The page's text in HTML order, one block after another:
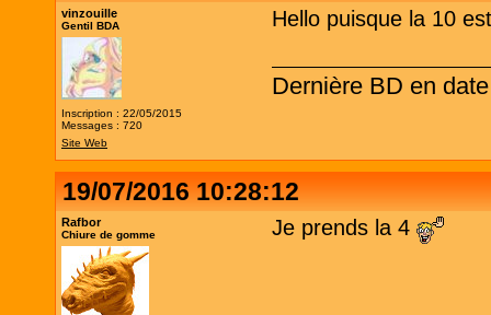
vinzouille
Gentil BDA
Inscription : 22/05/2015
Messages : 720
Site Web
Hello puisque la 10
Dernière BD en
19/07/2016 10:28:12
Rafbor
Chiure de gomme Je prends la 4